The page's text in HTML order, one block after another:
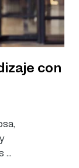
con
...